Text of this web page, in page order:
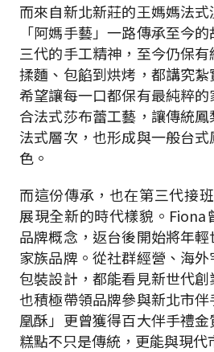
而來自新北新莊的王媽媽法
「阿媽手藝」一路傳承至今
三代的手工精神，至今仍保
揉麵、包餡到烘烤，都講究紮
希望讓每一口都保有最純粹
合法式莎布蕾工藝，讓傳統
法式層次，也形成與一般台
色。
而這份傳承，也在第三代接
展現全新的時代樣貌。 Fiona
品牌概念，返台後開始將年
家族品牌。從社群經營、海
包裝設計，都能看見新世代
也積極帶領品牌參與新北市
凰酥」更曾獲得百大伴手禮
糕點不只是傳統，更能與現代